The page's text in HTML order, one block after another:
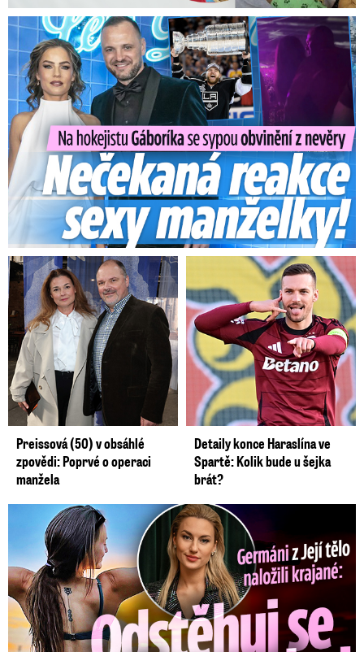
Na Gáboríka se sypou obvinění z nevěry: Reakce manželky!
Preissová (50) v obsáhlé
zpovědi: Poprvé o operaci
manžela
Detaily konce Haraslína ve
Spartě: Kolik bude u šejka
brát?
Germáni z Jejího těla: Odstěhuj se, vzkázali jí krajané